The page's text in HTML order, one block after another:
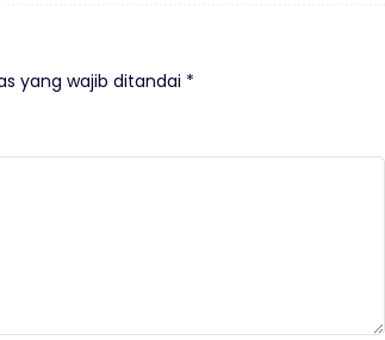
yang wajib ditandai *